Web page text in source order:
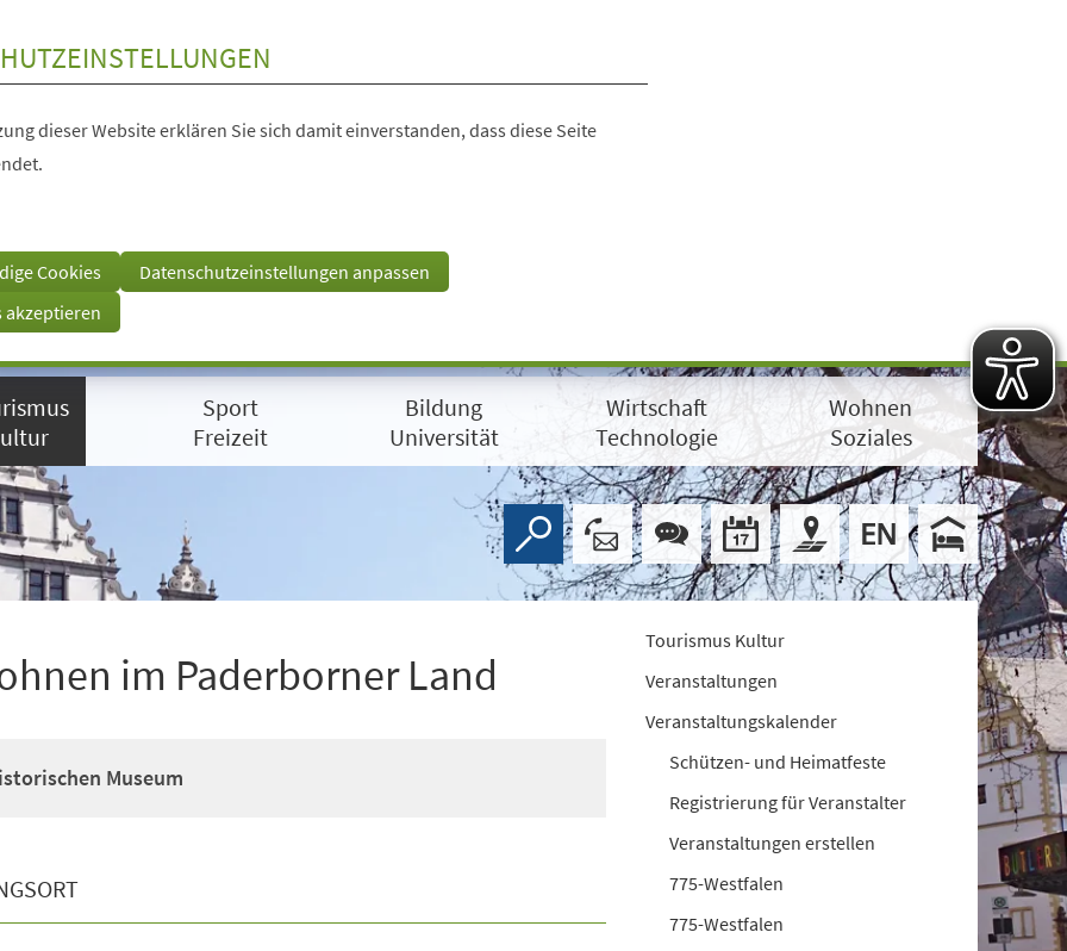
dieser Website erklären Sie sich damit einverstanden, dass diese Seite
Cookies
Datenschutzeinstellungen anpassen
akzeptieren
Sport
Freizeit
Bildung
Universität
Wirtschaft
Technologie
Wohnen
Soziales
im Paderborner Land
Museum
Tourismus Kultur
Veranstaltungen
Veranstaltungskalender
Schützen- und Heimatfeste
Registrierung für Veranstalter
Veranstaltungen erstellen
775-Westfalen
775-Westfalen